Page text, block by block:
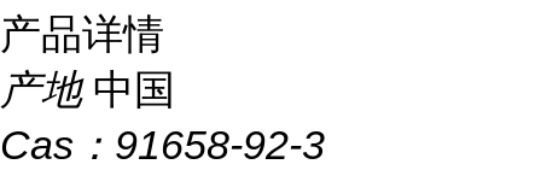
产品详情
产地 中国
Cas： 91658-92-3